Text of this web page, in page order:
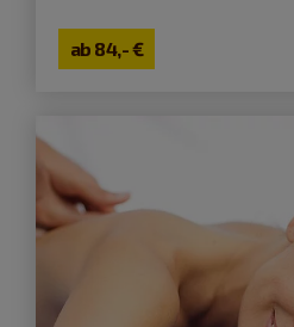
ab 84,- €